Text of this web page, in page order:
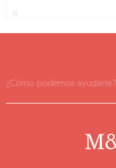
¿Cómo podemos ayudarte?